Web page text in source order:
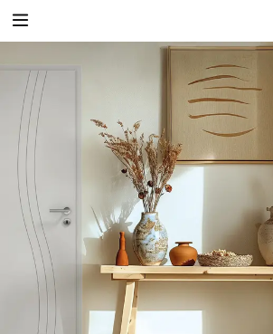
Zurück
Wohnraumtüren
Minimalistisch PREMIUM
Extravagant CONCEPT
Traditionell CLASSIC
Modern GANZGLASTÜREN